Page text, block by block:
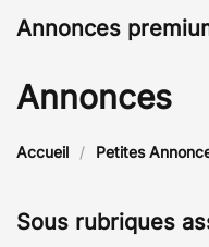
Annonces
Annonces
Accueil Petites
Sous rubriques